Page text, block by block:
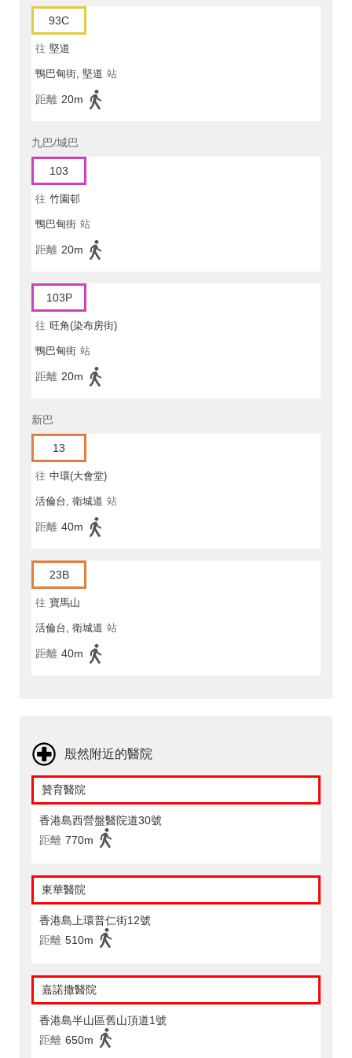
93C
往 堅道
鴨巴甸街, 堅道 站
距離 20m
九巴/城巴
103
往 竹園邨
鴨巴甸街 站
距離 20m
103P
往 旺角(染布房街)
鴨巴甸街 站
距離 20m
新巴
13
往 中環(大會堂)
活倫台, 衛城道 站
距離 40m
23B
往 寶馬山
活倫台, 衛城道 站
距離 40m
殷然附近的醫院
贊育醫院
香港島西營盤醫院道30號
距離 770m
東華醫院
香港島上環普仁街12號
距離 510m
嘉諾撒醫院
香港島半山區舊山頂道1號
距離 650m